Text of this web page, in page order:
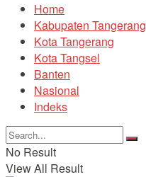
Home
Kabupaten Tangerang
Kota Tangerang
Kota Tangsel
Banten
Nasional
Indeks
No Result
View All Result